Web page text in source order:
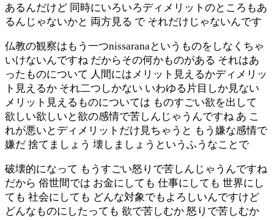
あるんだけど 同時にいろいろディメリットのところもあ
るんじゃないかと 両方見る で それだけじゃないんです
仏教の観察はもう一つnissaranaというものをしなくちゃ
いけないんですね だからその何かものがある それはあ
ったものについて 人間にはメリット見えるかディメリッ
ト見えるか それ二つしかない いわゆる片目しか見ない
メリット見えるものについては ものすごい欲を出して
欲しい欲しいと欲の感情で苦しんじゃうんですね あ こ
れが悪いとディメリットだけ見ちゃうと もう嫌な感情で
嫌だ 捨てましょう 壊しましょうというふうなことで
破壊的になって もうすごい怒りで苦しんじゃうんですね
だから 俗世間では お金にしても 仕事にしても 世界にし
ても 社会にしても どんな対象でもよろしいんですけど
どんなものにしたっても 欲で苦しむか 怒りで苦しむか